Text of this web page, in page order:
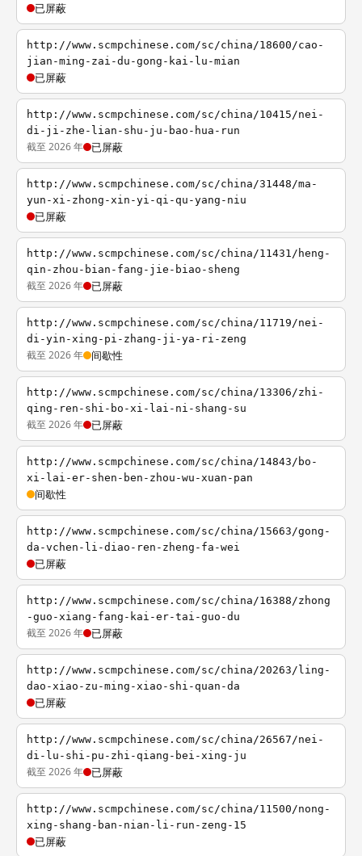
已屏蔽
http://www.scmpchinese.com/sc/china/18600/cao-
jian-ming-zai-du-gong-kai-lu-mian
已屏蔽
http://www.scmpchinese.com/sc/china/10415/nei-
di-ji-zhe-lian-shu-ju-bao-hua-run
截至 2026 年 已屏蔽
http://www.scmpchinese.com/sc/china/31448/ma-
yun-xi-zhong-xin-yi-qi-qu-yang-niu
已屏蔽
http://www.scmpchinese.com/sc/china/11431/heng-
qin-zhou-bian-fang-jie-biao-sheng
截至 2026 年 已屏蔽
http://www.scmpchinese.com/sc/china/11719/nei-
di-yin-xing-pi-zhang-ji-ya-ri-zeng
截至 2026 年 间歇性
http://www.scmpchinese.com/sc/china/13306/zhi-
qing-ren-shi-bo-xi-lai-ni-shang-su
截至 2026 年 已屏蔽
http://www.scmpchinese.com/sc/china/14843/bo-
xi-lai-er-shen-ben-zhou-wu-xuan-pan
间歇性
http://www.scmpchinese.com/sc/china/15663/gong-
da-vchen-li-diao-ren-zheng-fa-wei
已屏蔽
http://www.scmpchinese.com/sc/china/16388/zhong
-guo-xiang-fang-kai-er-tai-guo-du
截至 2026 年 已屏蔽
http://www.scmpchinese.com/sc/china/20263/ling-
dao-xiao-zu-ming-xiao-shi-quan-da
已屏蔽
http://www.scmpchinese.com/sc/china/26567/nei-
di-lu-shi-pu-zhi-qiang-bei-xing-ju
截至 2026 年 已屏蔽
http://www.scmpchinese.com/sc/china/11500/nong-
xing-shang-ban-nian-li-run-zeng-15
已屏蔽